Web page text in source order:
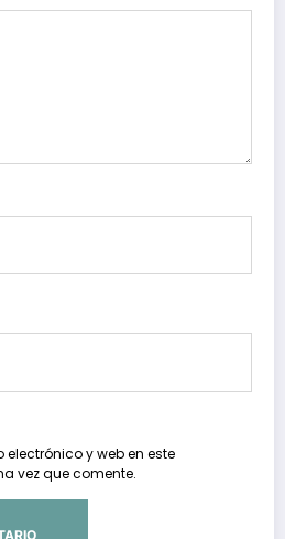
y web en este
vez que comente.